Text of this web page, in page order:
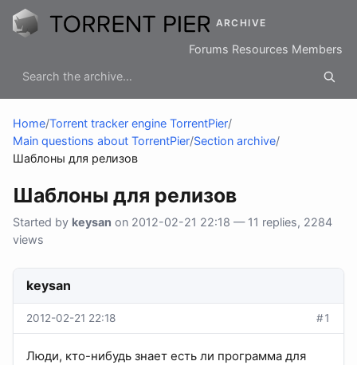
ARCHIVE
Forums Resources Members
Home/Torrent tracker engine TorrentPier/
Main questions about TorrentPier/Section archive/
Шаблоны для релизов
Шаблоны для релизов
Started by keysan on 2012-02-21 22:18 — 11 replies, 2284
views
keysan
2012-02-21 22:18 #1
Люди, кто-нибудь знает есть ли программа для